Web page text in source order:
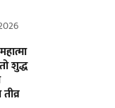
शुद्ध